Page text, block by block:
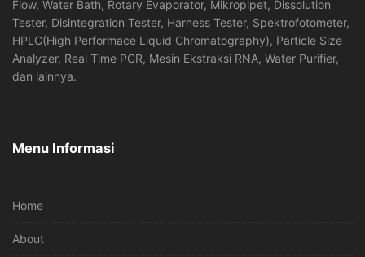
Flow, Water Bath, Rotary Evaporator, Mikropipet, Dissolution
Tester, Disintegration Tester, Harness Tester, Spektrofotometer,
HPLC(High Performace Liquid Chromatography), Particle Size
Analyzer, Real Time PCR, Mesin Ekstraksi RNA, Water Purifier,
dan lainnya.
Menu Informasi
Home
About